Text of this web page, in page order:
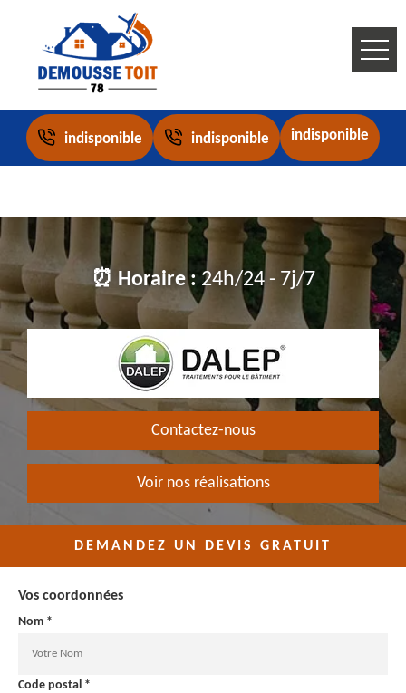
indisponible indisponible indisponible
⏰ Horaire :24h/24 - 7j/7
Contactez-nous
Voir nos réalisations
DEMANDEZ UN DEVIS GRATUIT
Vos coordonnées
Nom *
Code postal *